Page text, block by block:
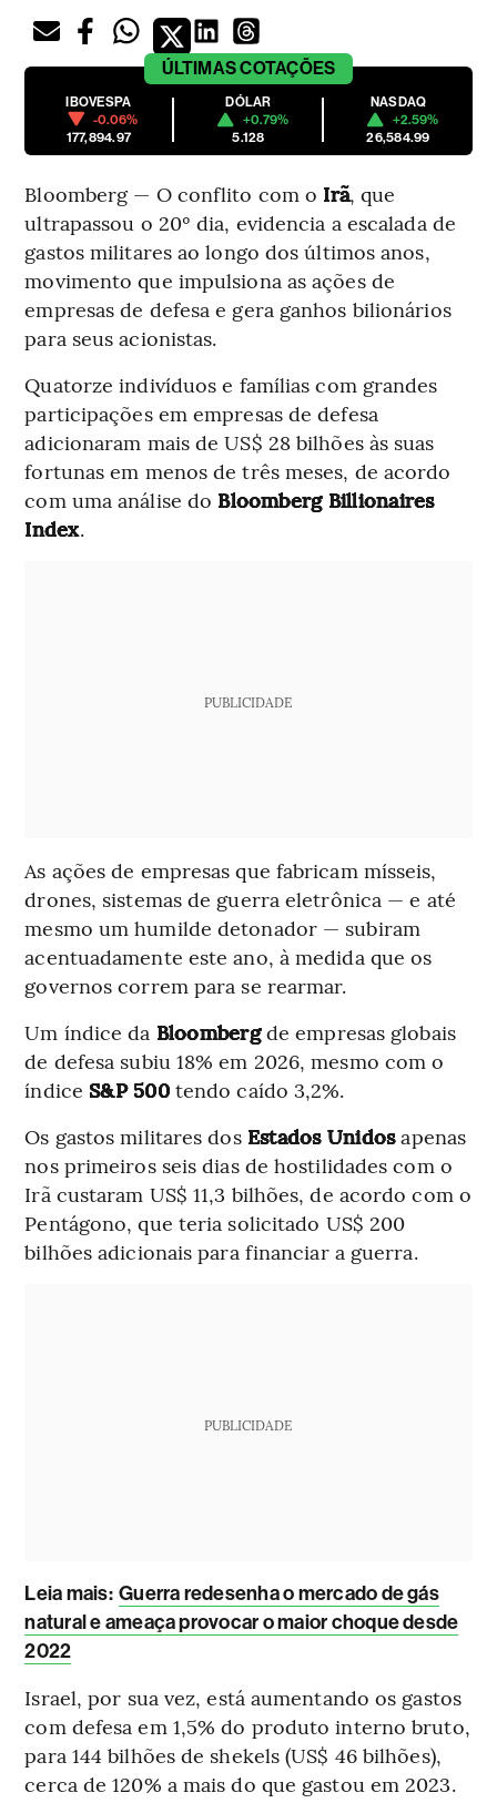
ÚLTIMASCOTAÇÕES
IBOVESPA
-0.06%
177,894.97
DÓLAR
+0.79%
5.128
NASDAQ
+2.59%
26,584.99
Bloomberg — O conflito com o Irã, que
ultrapassou o 20º dia, evidencia a escalada de
gastos militares ao longo dos últimos anos,
movimento que impulsiona as ações de
empresas de defesa e gera ganhos bilionários
para seus acionistas.
Quatorze indivíduos e famílias com grandes
participações em empresas de defesa
adicionaram mais de US$ 28 bilhões às suas
fortunas em menos de três meses, de acordo
com uma análise do Bloomberg Billionaires
Index.
PUBLICIDADE
As ações de empresas que fabricam mísseis,
drones, sistemas de guerra eletrônica — e até
mesmo um humilde detonador — subiram
acentuadamente este ano, à medida que os
governos correm para se rearmar.
Um índice da Bloombergde empresas globais
de defesa subiu 18% em 2026, mesmo com o
índice S&P 500tendo caído 3,2%.
Os gastos militares dosEstados Unidosapenas
nos primeiros seis dias de hostilidades com o
Irã custaram US$ 11,3 bilhões, de acordo com o
Pentágono, que teria solicitado US$ 200
bilhões adicionais para financiar a guerra.
PUBLICIDADE
Leia mais: Guerra redesenha o mercado de gás
natural e ameaça provocar o maior choque desde
2022
Israel, por sua vez, está aumentando os gastos
com defesa em 1,5% do produto interno bruto,
para 144 bilhões de shekels (US$ 46 bilhões),
cerca de 120% a mais do que gastou em 2023.